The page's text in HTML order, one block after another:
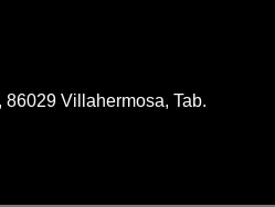
Villahermosa, Tab.